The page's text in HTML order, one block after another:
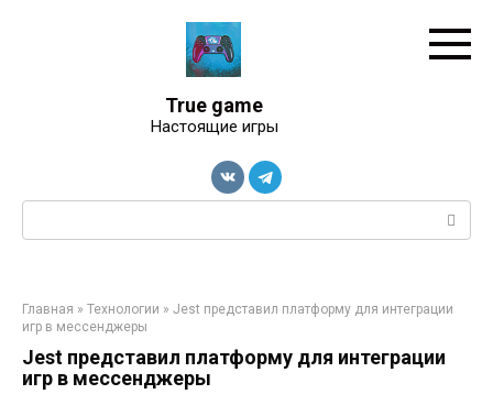
True game
Настоящие игры
Поиск:
Главная » Технологии » Jest представил платформу для интеграции
игр в мессенджеры
Jest представил платформу для интеграции
игр в мессенджеры